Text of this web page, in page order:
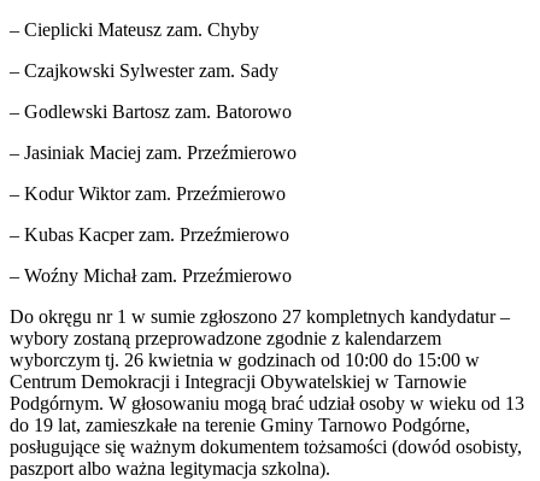
– Cieplicki Mateusz zam. Chyby
– Czajkowski Sylwester zam. Sady
– Godlewski Bartosz zam. Batorowo
– Jasiniak Maciej zam. Przeźmierowo
– Kodur Wiktor zam. Przeźmierowo
– Kubas Kacper zam. Przeźmierowo
– Woźny Michał zam. Przeźmierowo
Do okręgu nr 1 w sumie zgłoszono 27 kompletnych kandydatur –
wybory zostaną przeprowadzone zgodnie z kalendarzem
wyborczym tj. 26 kwietnia w godzinach od 10:00 do 15:00 w
Centrum Demokracji i Integracji Obywatelskiej w Tarnowie
Podgórnym. W głosowaniu mogą brać udział osoby w wieku od 13
do 19 lat, zamieszkałe na terenie Gminy Tarnowo Podgórne,
posługujące się ważnym dokumentem tożsamości (dowód osobisty,
paszport albo ważna legitymacja szkolna).